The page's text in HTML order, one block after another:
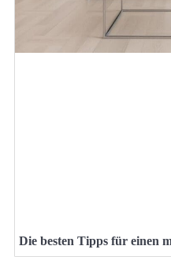
Die besten Tipps für einen